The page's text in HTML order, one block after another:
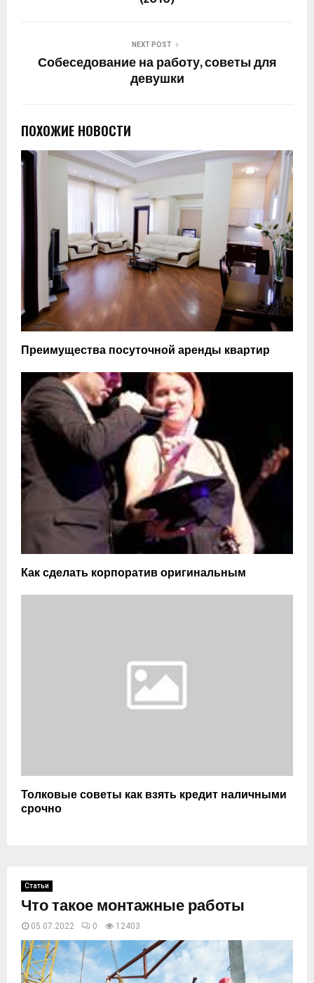
NEXT POST
Собеседование на работу, советы для
девушки
ПОХОЖИЕ НОВОСТИ
Преимущества посуточной аренды квартир
Как сделать корпоратив оригинальным
Толковые советы как взять кредит наличными
срочно
Статьи
Что такое монтажные работы
05.07.2022 0 12403